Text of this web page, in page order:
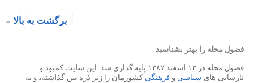
برگشت به بالا
فضول محله را بهتر بشناسید
فضول محله در ۱۳ اسفند ۱۳۸۷ پایه گذاری شد. این سایت کمبود و
نارسایی های سیاسی و فرهنگیکشورمان را زیر ذره بین گذاشته، و به